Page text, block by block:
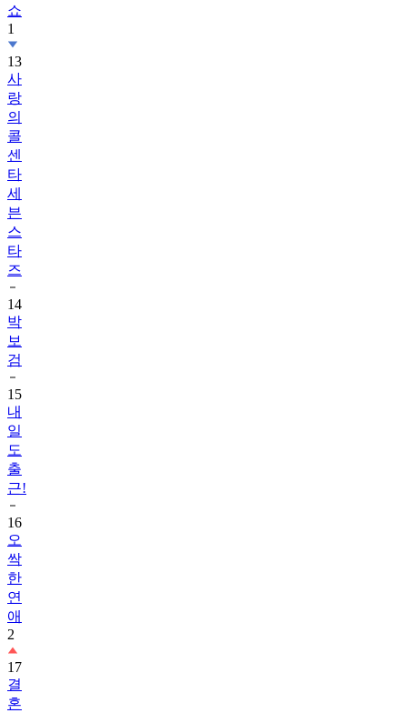
쇼
1
13
사
랑
의
콜
센
타
세
븐
스
타
즈
14
박
보
검
15
내
일
도
출
근!
16
오
싹
한
연
애
2
17
결
혼